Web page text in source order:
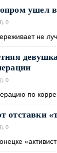
ушел
0
не
0
по
отставки
0